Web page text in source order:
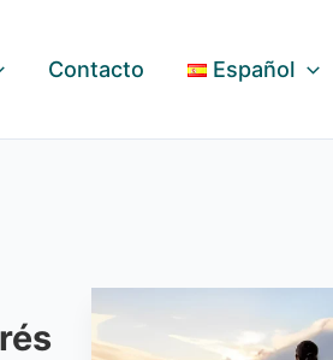
Contacto Español